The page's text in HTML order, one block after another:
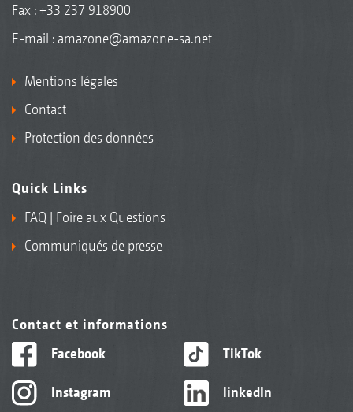
Fax : +33 237 918900
E-mail : amazone@amazone-sa.net
Mentions légales
Contact
Protection des données
Quick Links
FAQ | Foire aux Questions
Communiqués de presse
Contact et informations
Facebook
Instagram
TikTok
linkedIn